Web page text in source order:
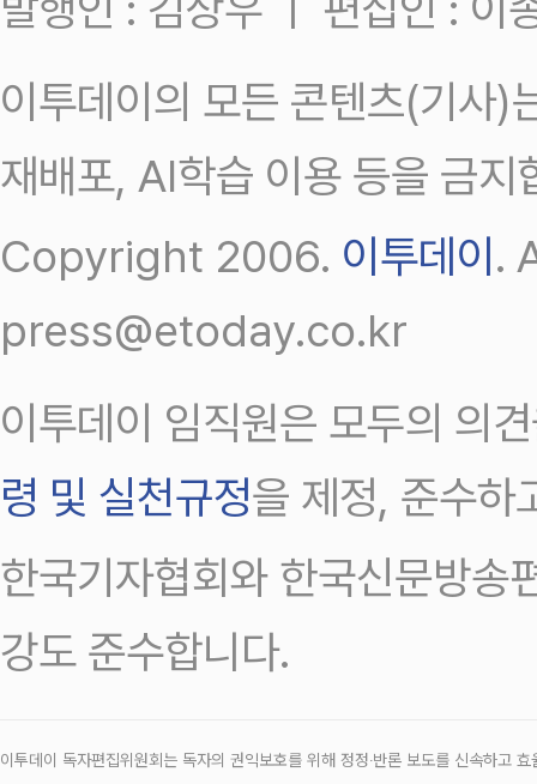
이투데이의 모든 콘텐츠(기사)
재배포, AI학습 이용 등을 금지
Copyright 2006. 이투데이 .
press@etoday.co.kr
이투데이 임직원은 모두의 의
령 및 실천규정을 제정, 준수하
한국기자협회와 한국신문방송
강도 준수합니다.
이투데이 독자편집위원회는 독자의 권익보호를 위해 정정‧반론 보도를 신속하고